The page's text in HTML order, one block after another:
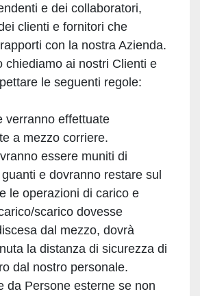
e dei collaboratori,
clienti e fornitori che
con la nostra Azienda.
chiediamo ai nostri Clienti e
le seguenti regole:
verranno effettuate
a mezzo corriere.
essere muniti di
e dovranno restare sul
le operazioni di carico e
scarico dovesse
dal mezzo, dovrà
la distanza di sicurezza di
dal nostro personale.
da Persone esterne se non